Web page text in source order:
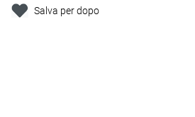
Salva per dopo